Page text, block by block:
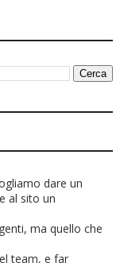
dare un
al sito un
ma quello che
team, e far